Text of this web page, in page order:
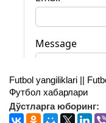
Futbol yangiliklari ||
Футбол хабарлари
Дўстларга юборинг: